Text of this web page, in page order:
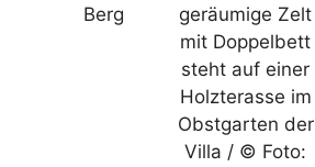
Berg
geräumige Zelt
mit Doppelbett
steht auf einer
Holzterasse im
Obstgarten der
Villa / © Foto: